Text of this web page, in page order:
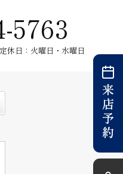
5763
休日：火曜日・水曜日